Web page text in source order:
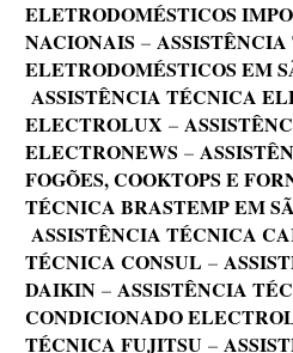
ELETRODOMÉSTICOS
NACIONAIS –
ELETRODOMÉSTICOS EM
ASSISTÊNCIA TÉCNICA
ELECTROLUX –
ELECTRONEWS –
FOGÕES, COOKTOPS E
TÉCNICA BRASTEMP EM
ASSISTÊNCIA TÉCNICA
TÉCNICA CONSUL –
DAIKIN –ASSISTÊNCIA
CONDICIONADO
TÉCNICA FUJITSU –